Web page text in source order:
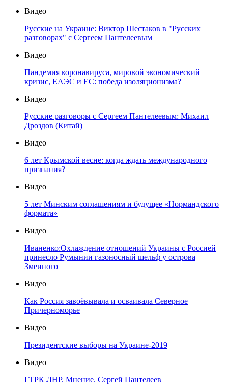
Видео
Русские на Украине: Виктор Шестаков в "Русских
разговорах" с Сергеем Пантелеевым
Видео
Пандемия коронавируса, мировой экономический
кризис, ЕАЭС и ЕС: победа изоляционизма?
Видео
Русские разговоры с Сергеем Пантелеевым: Михаил
Дроздов (Китай)
Видео
6 лет Крымской весне: когда ждать международного
признания?
Видео
5 лет Минским соглашениям и будущее «Нормандского
формата»
Видео
Иваненко:Охлаждение отношений Украины с Россией
принесло Румынии газоносный шельф у острова
Змеиного
Видео
Как Россия завоёвывала и осваивала Северное
Причерноморье
Видео
Президентские выборы на Украине-2019
Видео
ГТРК ЛНР. Мнение. Сергей Пантелеев